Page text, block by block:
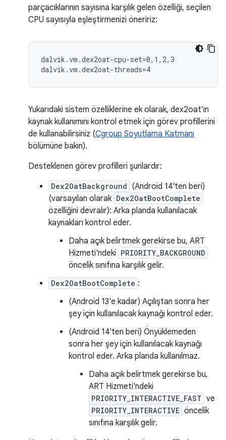
parçacıklarının sayısına karşılık gelen özelliği, seçilen
CPU sayısıyla eşleştirmenizi öneririz:
dalvik.vm.dex2oat-cpu-set=0,1,2,3
Yukarıdaki sistem özelliklerine ek olarak, dex2oat'ın
kaynak kullanımını kontrol etmek için görev profillerini
de kullanabilirsiniz (Cgroup Soyutlama Katmanı
bölümüne bakın).
Desteklenen görev profilleri şunlardır:
Dex2OatBackground (Android 14'ten beri)
(varsayılan olarak Dex2OatBootComplete
özelliğini devralır): Arka planda kullanılacak
kaynakları kontrol eder.
Daha açık belirtmek gerekirse bu, ART
Hizmeti'ndeki PRIORITY_BACKGROUND
öncelik sınıfına karşılık gelir.
Dex2OatBootComplete :
(Android 13'e kadar) Açılıştan sonra her
şey için kullanılacak kaynağı kontrol eder.
(Android 14'ten beri) Önyüklemeden
sonra her şey için kullanılacak kaynağı
kontrol eder. Arka planda kullanılmaz.
Daha açık belirtmek gerekirse bu,
ART Hizmeti'ndeki
PRIORITY_INTERACTIVE_FAST ve
PRIORITY_INTERACTIVE öncelik
sınıfına karşılık gelir.